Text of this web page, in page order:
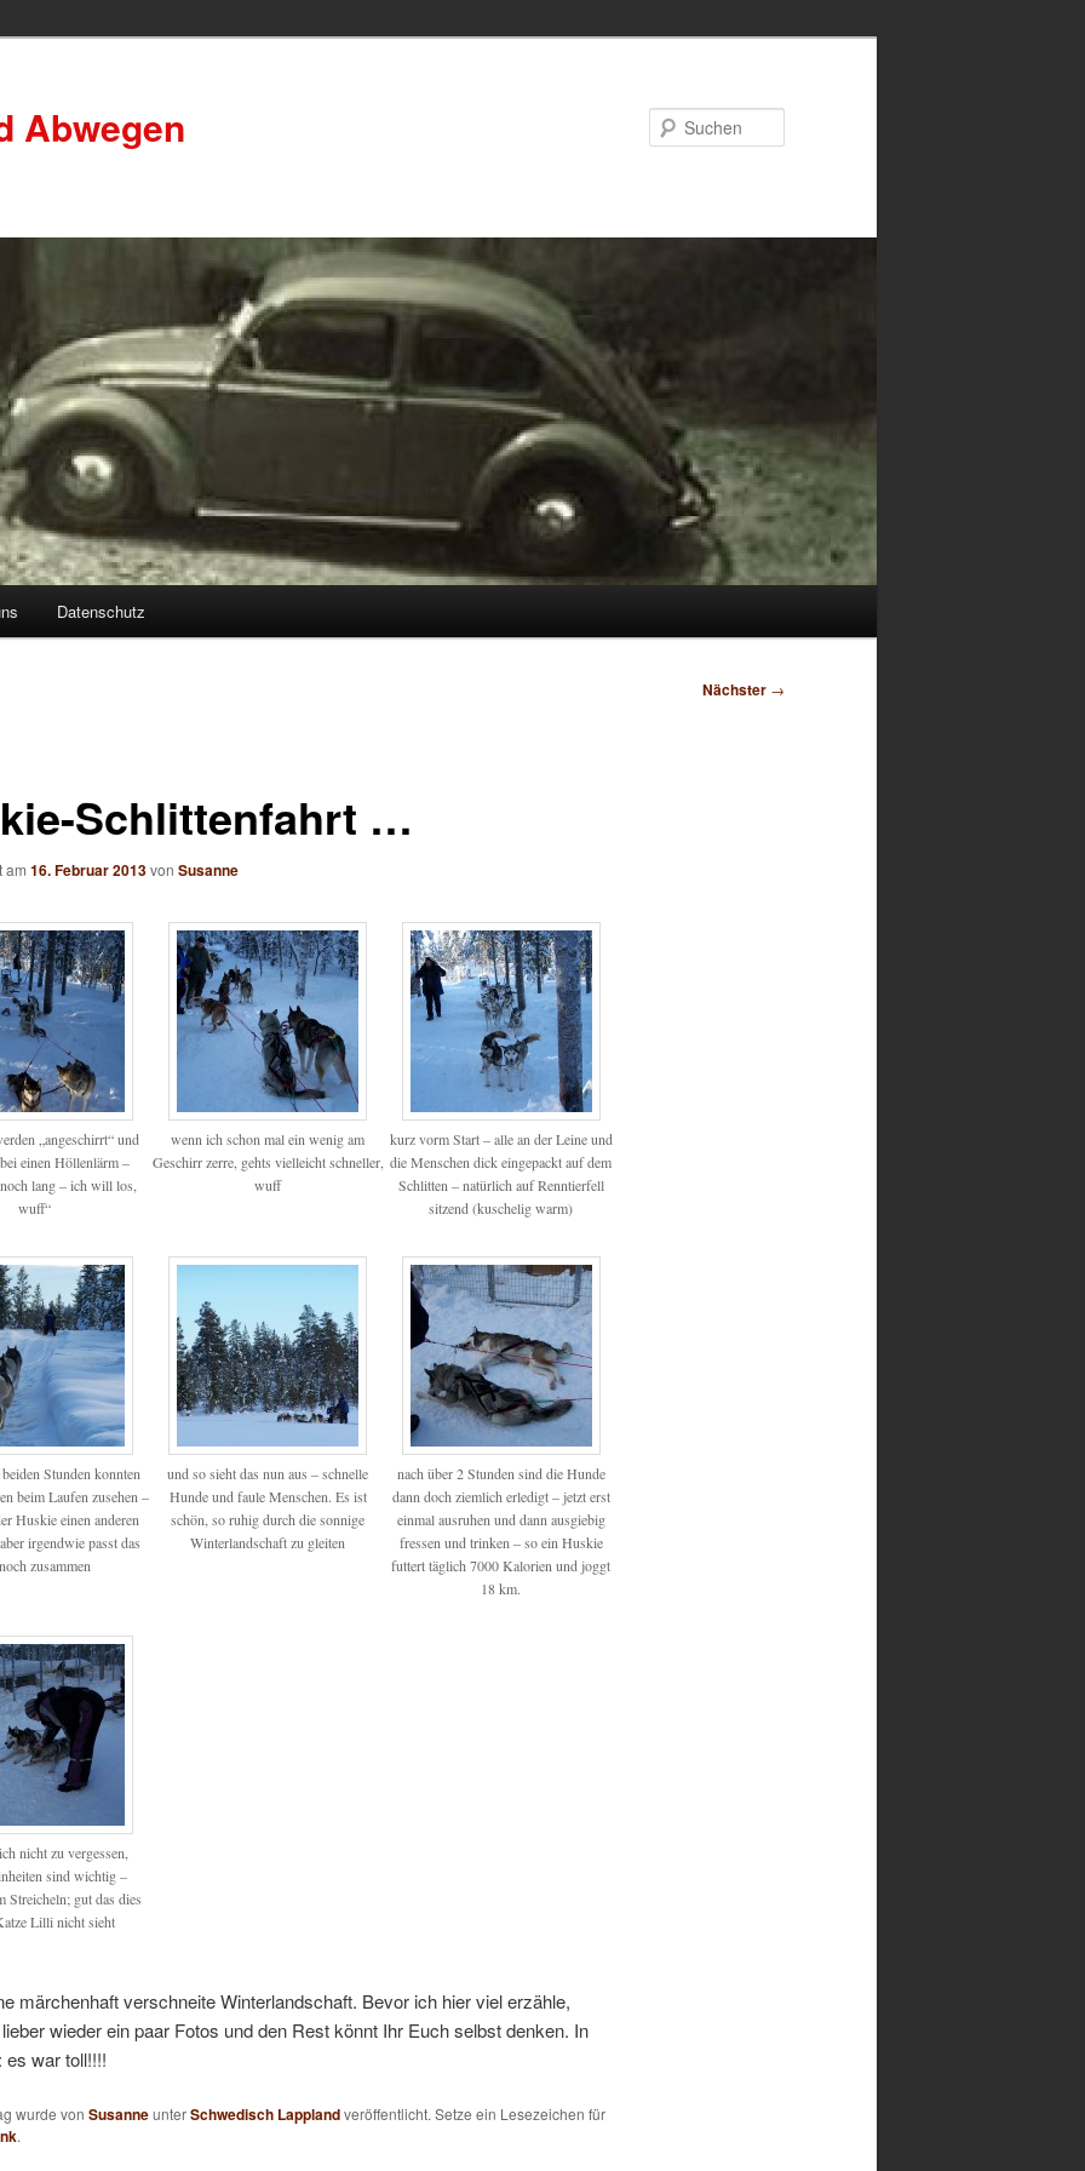
Abwegen
Datenschutz
Nächster →
Schlittenfahrt …
am 16. Februar 2013von Susanne
„angeschirrt“ und
einen Höllenlärm –
noch lang – ich will los,
wuff“
wenn ich schon mal ein wenig am
Geschirr zerre, gehts vielleicht schneller,
wuff
kurz vorm Start – alle an der Leine und
die Menschen dick eingepackt auf dem
Schlitten – natürlich auf Renntierfell
sitzend (kuschelig warm)
Stunden konnten
beim Laufen zusehen –
Huskie einen anderen
irgendwie passt das
zusammen
und so sieht das nun aus – schnelle
Hunde und faule Menschen. Es ist
schön, so ruhig durch die sonnige
Winterlandschaft zu gleiten
nach über 2 Stunden sind die Hunde
dann doch ziemlich erledigt – jetzt erst
einmal ausruhen und dann ausgiebig
fressen und trinken – so ein Huskie
futtert täglich 7000 Kalorien und joggt
18 km.
nicht zu vergessen,
sind wichtig –
Streicheln; gut das dies
Lilli nicht sieht
märchenhaft verschneite Winterlandschaft. Bevor ich hier viel erzähle,
wieder ein paar Fotos und den Rest könnt Ihr Euch selbst denken. In
es war toll!!!!
wurde von SusanneunterSchwedisch Lapplandveröffentlicht. Setze ein Lesezeichen für
.